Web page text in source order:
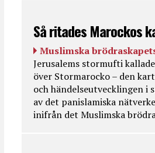
Så ritades Marockos
Muslimska
Jerusalems stormufti
över Stormarocko – den
och händelseutvecklingen i
av det panislamiska
inifrån det Muslimska